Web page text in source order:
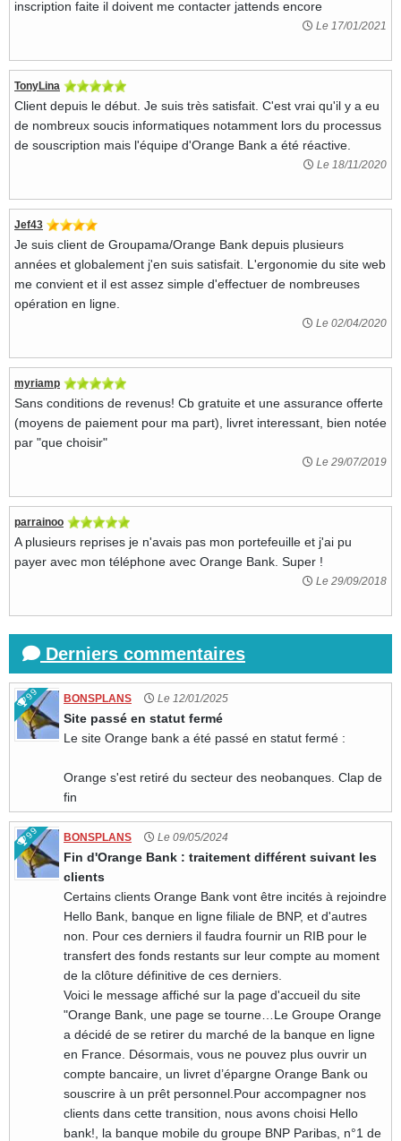
inscription faite il doivent me contacter jattends encore
Le 17/01/2021
TonyLina
Client depuis le début. Je suis très satisfait. C'est vrai qu'il y a eu
de nombreux soucis informatiques notamment lors du processus
de souscription mais l'équipe d'Orange Bank a été réactive.
Le 18/11/2020
Jef43
Je suis client de Groupama/Orange Bank depuis plusieurs
années et globalement j'en suis satisfait. L'ergonomie du site web
me convient et il est assez simple d'effectuer de nombreuses
opération en ligne.
Le 02/04/2020
myriamp
Sans conditions de revenus! Cb gratuite et une assurance offerte
(moyens de paiement pour ma part), livret interessant, bien notée
par "que choisir"
Le 29/07/2019
parrainoo
A plusieurs reprises je n'avais pas mon portefeuille et j'ai pu
payer avec mon téléphone avec Orange Bank. Super !
Le 29/09/2018
Derniers commentaires
99 BONSPLANS Le 12/01/2025
Site passé en statut fermé
Le site Orange bank a été passé en statut fermé :
Orange s'est retiré du secteur des neobanques. Clap de
fin
99 BONSPLANS Le 09/05/2024
Fin d'Orange Bank : traitement différent suivant les
clients
Certains clients Orange Bank vont être incités à rejoindre
Hello Bank, banque en ligne filiale de BNP, et d'autres
non. Pour ces derniers il faudra fournir un RIB pour le
transfert des fonds restants sur leur compte au moment
de la clôture définitive de ces derniers.
Voici le message affiché sur la page d'accueil du site
"Orange Bank, une page se tourne…Le Groupe Orange
a décidé de se retirer du marché de la banque en ligne
en France. Désormais, vous ne pouvez plus ouvrir un
compte bancaire, un livret d’épargne Orange Bank ou
souscrire à un prêt personnel.Pour accompagner nos
clients dans cette transition, nous avons choisi Hello
bank!, la banque mobile du groupe BNP Paribas, n°1 de